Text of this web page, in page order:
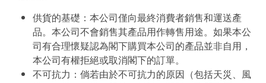
供貨的基礎：本公司僅向最終消費者銷售和運送產
品。本公司不會銷售其產品用作轉售用途。如果本公
司有合理懷疑認為閣下購買本公司的產品並非自用，
本公司有權拒絕或取消閣下的訂單。
不可抗力：倘若由於不可抗力的原因（包括天災、風